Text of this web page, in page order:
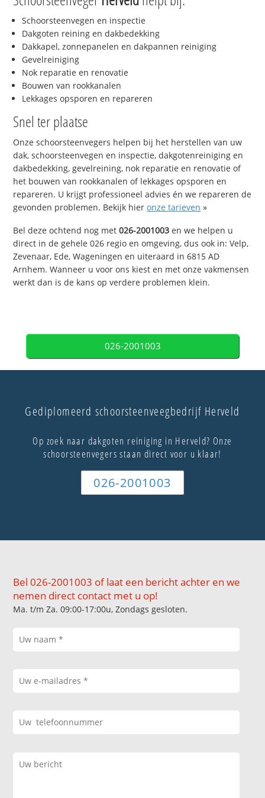
Schoorsteenvegen en inspectie
Dakgoten reining en dakbedekking
Dakkapel, zonnepanelen en dakpannen reiniging
Gevelreiniging
Nok reparatie en renovatie
Bouwen van rookkanalen
Lekkages opsporen en repareren
Snel ter plaatse
Onze schoorsteenvegers helpen bij het herstellen van uw
dak, schoorsteenvegen en inspectie, dakgotenreiniging en
dakbedekking, gevelreining, nok reparatie en renovatie of
het bouwen van rookkanalen of lekkages opsporen en
repareren. U krijgt professioneel advies én we repareren de
gevonden problemen. Bekijk hieronze tarieven »
Bel deze ochtend nog met026-2001003 en we helpen u
direct in de gehele 026 regio en omgeving, dus ook in: Velp,
Zevenaar, Ede, Wageningen en uiteraard in 6815 AD
Arnhem. Wanneer u voor ons kiest en met onze vakmensen
werkt dan is de kans op verdere problemen klein.
026-2001003
Gediplomeerd schoorsteenveegbedrijf Herveld
Op zoek naar dakgoten reiniging in Herveld? Onze
schoorsteenvegers staan direct voor u klaar!
026-2001003
Bel 026-2001003 of laat een bericht achter en we
nemen direct contact met u op!
Ma. t/m Za. 09:00-17:00u, Zondags gesloten.